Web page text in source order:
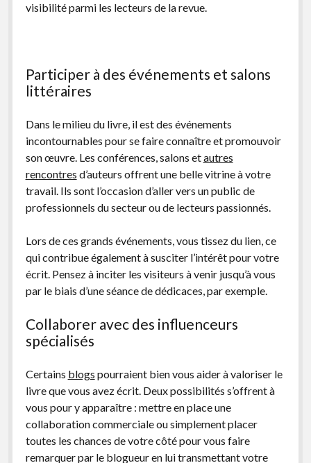
visibilité parmi les lecteurs de la revue.
Participer à des événements et salons
littéraires
Dans le milieu du livre, il est des événements
incontournables pour se faire connaître et promouvoir
son œuvre. Les conférences, salons etautres
rencontres d’auteurs offrent une belle vitrine à votre
travail. Ils sont l’occasion d’aller vers un public de
professionnels du secteur ou de lecteurs passionnés.
Lors de ces grands événements, vous tissez du lien, ce
qui contribue également à susciter l’intérêt pour votre
écrit. Pensez à inciter les visiteurs à venir jusqu’à vous
par le biais d’une séance de dédicaces, par exemple.
Collaborer avec des influenceurs
spécialisés
Certains blogs pourraient bien vous aider à valoriser le
livre que vous avez écrit. Deux possibilités s’offrent à
vous pour y apparaître : mettre en place une
collaboration commerciale ou simplement placer
toutes les chances de votre côté pour vous faire
remarquer par le blogueur en lui transmettant votre